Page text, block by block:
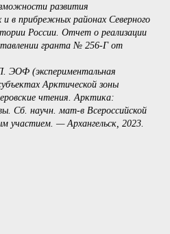
развития
и в прибрежных районах Северного
России. Отчет о реализации
гранта № 256-Г от
ЭОФ (экспериментальная
Арктической зоны
чтения. Арктика:
Сб. научн. мат-в Всероссийской
участием. — Архангельск, 2023.